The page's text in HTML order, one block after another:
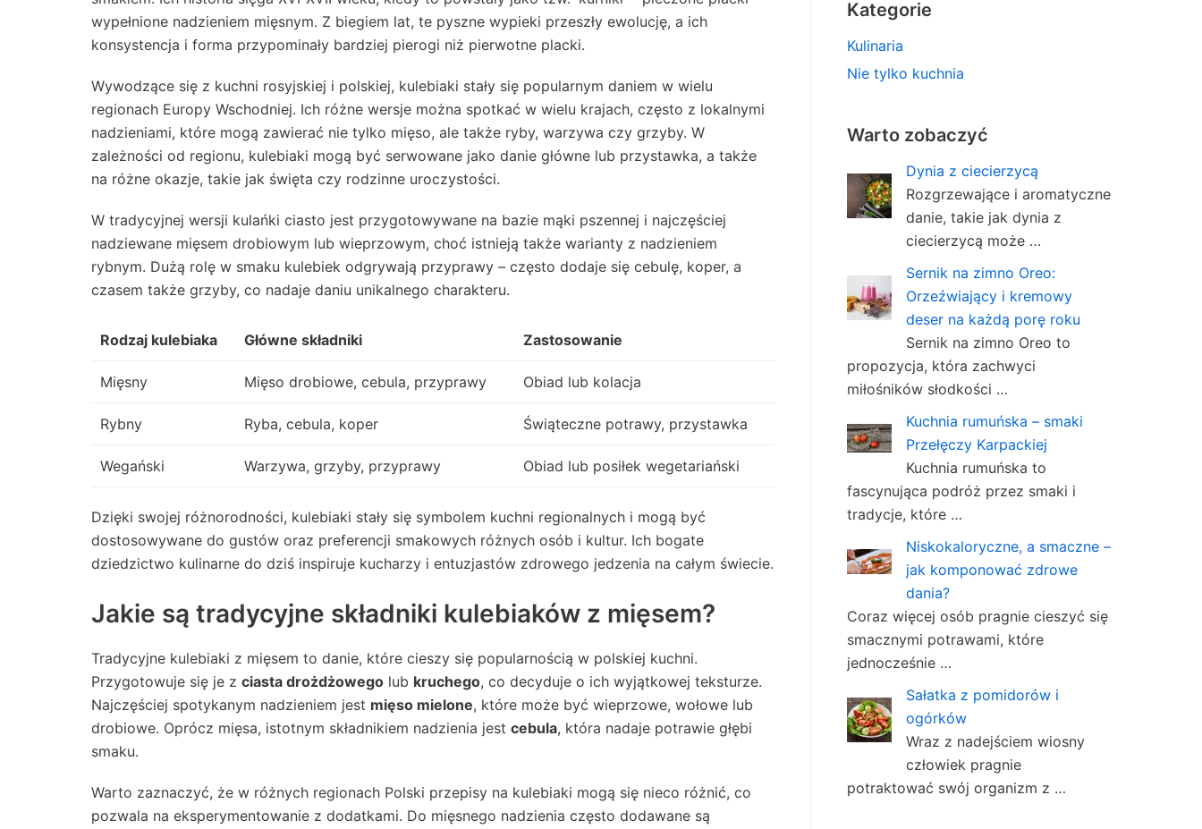
wypełnione nadzieniem mięsnym. Z biegiem lat, te pyszne wypieki przeszły ewolucję, a ich
konsystencja i forma przypominały bardziej pierogi niż pierwotne placki.
Wywodzące się z kuchni rosyjskiej i polskiej, kulebiaki stały się popularnym daniem w wielu
regionach Europy Wschodniej. Ich różne wersje można spotkać w wielu krajach, często z lokalnymi
nadzieniami, które mogą zawierać nie tylko mięso, ale także ryby, warzywa czy grzyby. W
zależności od regionu, kulebiaki mogą być serwowane jako danie główne lub przystawka, a także
na różne okazje, takie jak święta czy rodzinne uroczystości.
W tradycyjnej wersji kulańki ciasto jest przygotowywane na bazie mąki pszennej i najczęściej
nadziewane mięsem drobiowym lub wieprzowym, choć istnieją także warianty z nadzieniem
rybnym. Dużą rolę w smaku kulebiek odgrywają przyprawy – często dodaje się cebulę, koper, a
czasem także grzyby, co nadaje daniu unikalnego charakteru.
Rodzaj kulebiaka Główne składniki Zastosowanie
Mięsny Mięso drobiowe, cebula, przyprawy Obiad lub kolacja
Rybny Ryba, cebula, koper Świąteczne potrawy, przystawka
Wegański Warzywa, grzyby, przyprawy Obiad lub posiłek wegetariański
Dzięki swojej różnorodności, kulebiaki stały się symbolem kuchni regionalnych i mogą być
dostosowywane do gustów oraz preferencji smakowych różnych osób i kultur. Ich bogate
dziedzictwo kulinarne do dziś inspiruje kucharzy i entuzjastów zdrowego jedzenia na całym świecie.
Jakie są tradycyjne składniki kulebiaków z mięsem?
Tradycyjne kulebiaki z mięsem to danie, które cieszy się popularnością w polskiej kuchni.
Przygotowuje się je z ciasta drożdżowego lub kruchego, co decyduje o ich wyjątkowej teksturze.
Najczęściej spotykanym nadzieniem jest mięso mielone, które może być wieprzowe, wołowe lub
drobiowe. Oprócz mięsa, istotnym składnikiem nadzienia jest cebula, która nadaje potrawie głębi
smaku.
Warto zaznaczyć, że w różnych regionach Polski przepisy na kulebiaki mogą się nieco różnić, co
pozwala na eksperymentowanie z dodatkami. Do mięsnego nadzienia często dodawane są
Kategorie
Kulinaria
Nie tylko kuchnia
Warto zobaczyć
Dynia z ciecierzycą
Rozgrzewające i aromatyczne
danie, takie jak dynia z
ciecierzycą może …
Sernik na zimno Oreo:
Orzeźwiający i kremowy
deser na każdą porę roku
Sernik na zimno Oreo to
propozycja, która zachwyci
miłośników słodkości …
Kuchnia rumuńska – smaki
Przełęczy Karpackiej
Kuchnia rumuńska to
fascynująca podróż przez smaki i
tradycje, które …
Niskokaloryczne, a smaczne –
jak komponować zdrowe
dania?
Coraz więcej osób pragnie cieszyć się
smacznymi potrawami, które
jednocześnie …
Sałatka z pomidorów i
ogórków
Wraz z nadejściem wiosny
człowiek pragnie
potraktować swój organizm z …